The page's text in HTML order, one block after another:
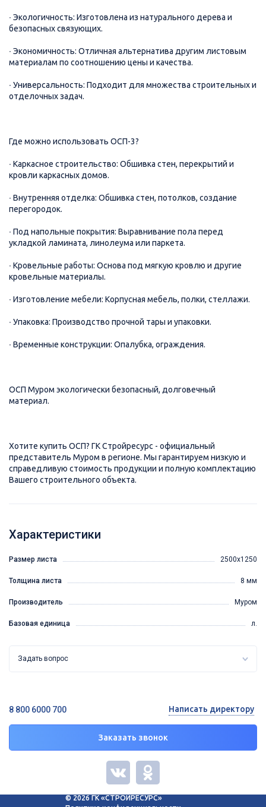
∙ Экологичность: Изготовлена из натурального дерева и
безопасных связующих.
∙ Экономичность: Отличная альтернатива другим листовым
материалам по соотношению цены и качества.
∙ Универсальность: Подходит для множества строительных и
отделочных задач.
Где можно использовать ОСП-3?
∙ Каркасное строительство: Обшивка стен, перекрытий и
кровли каркасных домов.
∙ Внутренняя отделка: Обшивка стен, потолков, создание
перегородок.
∙ Под напольные покрытия: Выравнивание пола перед
укладкой ламината, линолеума или паркета.
∙ Кровельные работы: Основа под мягкую кровлю и другие
кровельные материалы.
∙ Изготовление мебели: Корпусная мебель, полки, стеллажи.
∙ Упаковка: Производство прочной тары и упаковки.
∙ Временные конструкции: Опалубка, ограждения.
ОСП Муром экологически безопасный, долговечный
материал.
Хотите купить ОСП? ГК Стройресурс - официальный
представитель Муром в регионе. Мы гарантируем низкую и
справедливую стоимость продукции и полную комплектацию
Вашего строительного объекта.
Характеристики
Размер листа 2500х1250
Толщина листа 8 мм
Производитель Муром
Базовая единица л.
Задать вопрос
8 800 6000 700
Заказать звонок
Написать директору
© 2026 ГК «СТРОЙРЕСУРС»